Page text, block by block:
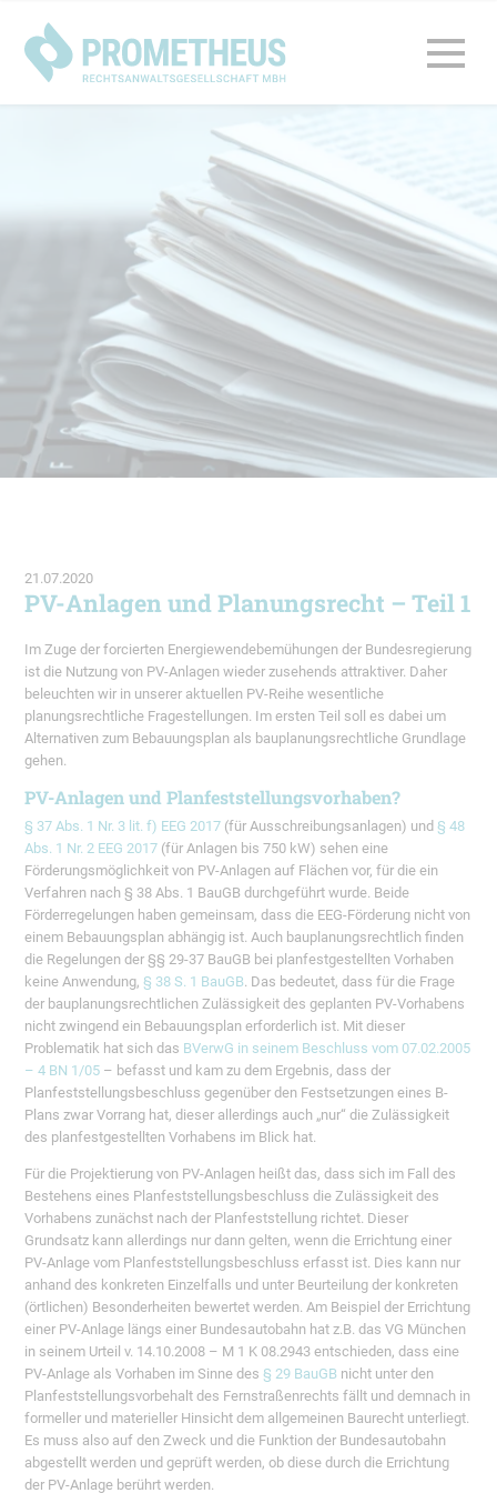
21.07.2020
PV-Anlagen und Planungsrecht – Teil 1
Im Zuge der forcierten Energiewendebemühungen der Bundesregierung
ist die Nutzung von PV-Anlagen wieder zusehends attraktiver. Daher
beleuchten wir in unserer aktuellen PV-Reihe wesentliche
planungsrechtliche Fragestellungen. Im ersten Teil soll es dabei um
Alternativen zum Bebauungsplan als bauplanungsrechtliche Grundlage
gehen.
PV-Anlagen und Planfeststellungsvorhaben?
§ 37 Abs. 1 Nr. 3 lit. f) EEG 2017 (für Ausschreibungsanlagen) und§ 48
Abs. 1 Nr. 2 EEG 2017 (für Anlagen bis 750 kW) sehen eine
Förderungsmöglichkeit von PV-Anlagen auf Flächen vor, für die ein
Verfahren nach § 38 Abs. 1 BauGB durchgeführt wurde. Beide
Förderregelungen haben gemeinsam, dass die EEG-Förderung nicht von
einem Bebauungsplan abhängig ist. Auch bauplanungsrechtlich finden
die Regelungen der §§ 29-37 BauGB bei planfestgestellten Vorhaben
keine Anwendung,§ 38 S. 1 BauGB . Das bedeutet, dass für die Frage
der bauplanungsrechtlichen Zulässigkeit des geplanten PV-Vorhabens
nicht zwingend ein Bebauungsplan erforderlich ist. Mit dieser
Problematik hat sich das BVerwG in seinem Beschluss vom 07.02.2005
– 4 BN 1/05 – befasst und kam zu dem Ergebnis, dass der
Planfeststellungsbeschluss gegenüber den Festsetzungen eines B-
Plans zwar Vorrang hat, dieser allerdings auch „nur“ die Zulässigkeit
des planfestgestellten Vorhabens im Blick hat.
Für die Projektierung von PV-Anlagen heißt das, dass sich im Fall des
Bestehens eines Planfeststellungsbeschluss die Zulässigkeit des
Vorhabens zunächst nach der Planfeststellung richtet. Dieser
Grundsatz kann allerdings nur dann gelten, wenn die Errichtung einer
PV-Anlage vom Planfeststellungsbeschluss erfasst ist. Dies kann nur
anhand des konkreten Einzelfalls und unter Beurteilung der konkreten
(örtlichen) Besonderheiten bewertet werden. Am Beispiel der Errichtung
einer PV-Anlage längs einer Bundesautobahn hat z.B. das VG München
in seinem Urteil v. 14.10.2008 – M 1 K 08.2943 entschieden, dass eine
PV-Anlage als Vorhaben im Sinne des§ 29 BauGB nicht unter den
Planfeststellungsvorbehalt des Fernstraßenrechts fällt und demnach in
formeller und materieller Hinsicht dem allgemeinen Baurecht unterliegt.
Es muss also auf den Zweck und die Funktion der Bundesautobahn
abgestellt werden und geprüft werden, ob diese durch die Errichtung
der PV-Anlage berührt werden.